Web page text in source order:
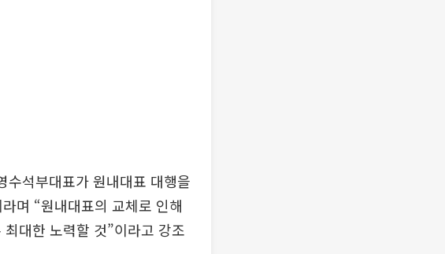
수석부대표가 원내대표 대행을
며 “원내대표의 교체로 인해
대한 노력할 것”이라고 강조